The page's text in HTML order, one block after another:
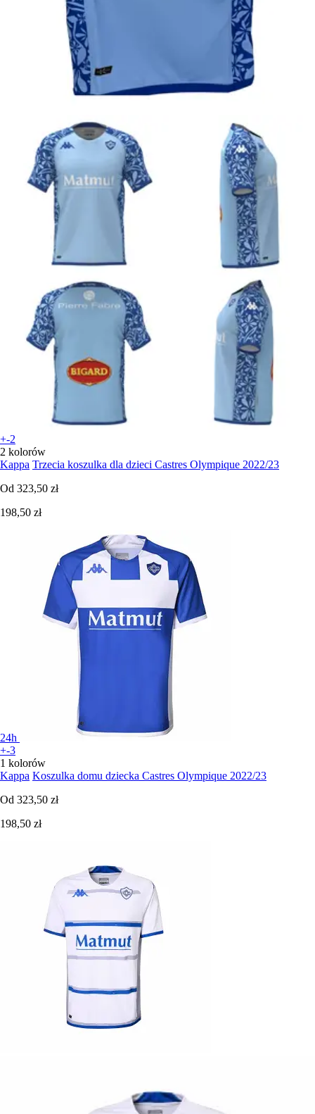
+-2
2 kolorów
Kappa Trzecia koszulka dla dzieci Castres Olympique 2022/23
Od 323,50 zł
198,50 zł
24h
+-3
1 kolorów
Kappa Koszulka domu dziecka Castres Olympique 2022/23
Od 323,50 zł
198,50 zł